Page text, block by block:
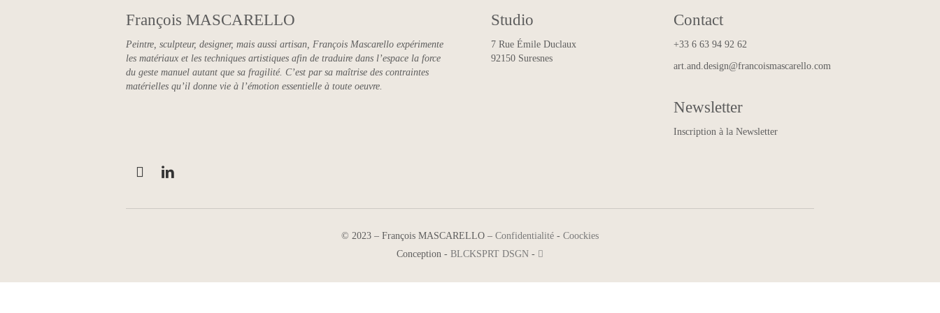
François MASCARELLO
Peintre, sculpteur, designer, mais aussi artisan, François Mascarello expérimente
les matériaux et les techniques artistiques afin de traduire dans l’espace la force
du geste manuel autant que sa fragilité. C’est par sa maîtrise des contraintes
matérielles qu’il donne vie à l’émotion essentielle à toute oeuvre.
Studio
7 Rue Émile Duclaux
92150 Suresnes
Contact
+33 6 63 94 92 62
art.and.design@francoismascarello.com
Newsletter
Inscription à la Newsletter
© 2023 – François MASCARELLO – Confidentialité - Coockies
Conception - BLCKSPRT DSGN -